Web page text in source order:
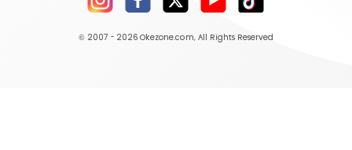
© 2007 - 2026 Okezone.com, All Rights Reserved